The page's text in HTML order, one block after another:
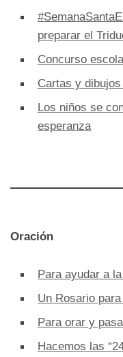
preparar el
Concurso
Cartas y
Los niños se
esperanza
Oración
Para ayudar a
Un Rosario
Para orar y
Hacemos las